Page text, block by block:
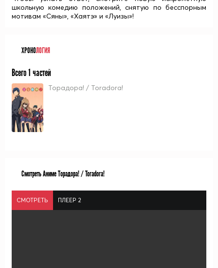
школьную комедию положений, снятую по бесспорным
мотивам «Сяны», «Хаятэ» и «Луизы»!
ХРОНОЛОГИЯ
Всего 1 частей
Торадора! / Toradora!
Смотреть Аниме Торадора! / Toradora!
СМОТРЕТЬ ПЛЕЕР 2